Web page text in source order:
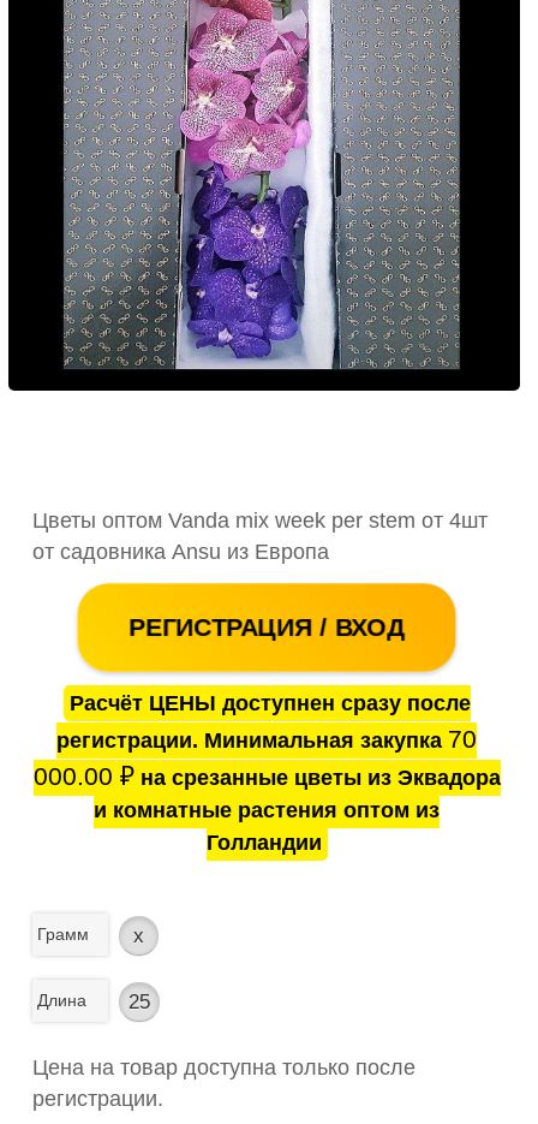
Цветы оптом Vanda mix week per stem от 4шт
от садовника Ansu из Европа
РЕГИСТРАЦИЯ / ВХОД
Расчёт ЦЕНЫ доступнен сразу после
регистрации. Минимальная закупка 70
000.00 ₽на срезанные цветы из Эквадора
и комнатные растения оптом из
Голландии
Грамм x
Длина 25
Цена на товар доступна только после
регистрации.